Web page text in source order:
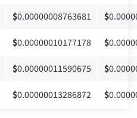
$0.00000008763681 $
$0.00000010177178 $
$0.00000011590675 $
$0.00000013286872 $